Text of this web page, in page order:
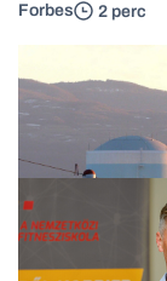
Forbes 2 perc